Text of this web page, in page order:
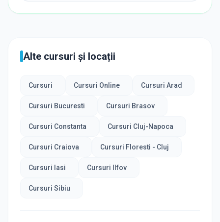
Alte cursuri și locații
Cursuri Cursuri Online Cursuri Arad
Cursuri Bucuresti Cursuri Brasov
Cursuri Constanta Cursuri Cluj-Napoca
Cursuri Craiova Cursuri Floresti - Cluj
Cursuri Iasi Cursuri Ilfov
Cursuri Sibiu